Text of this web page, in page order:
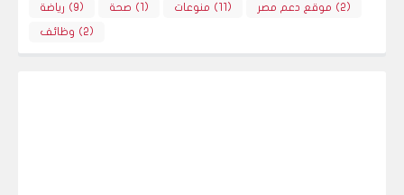
رياضة (9) صحة (1) منوعات (11) موقع دعم مصر (2)
وظائف (2)